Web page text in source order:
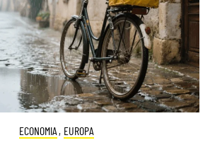
ECONOMIA , EUROPA